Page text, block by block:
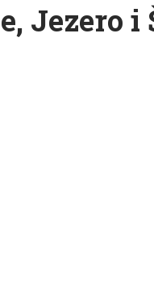
Jezero i